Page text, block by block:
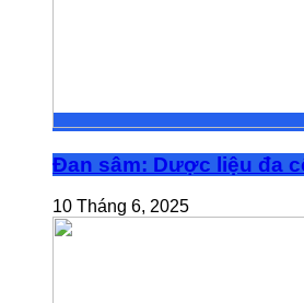
Đan sâm: Dược liệu đa
10 Tháng 6, 2025